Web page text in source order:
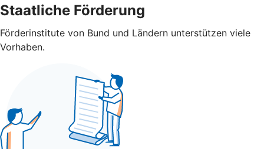
Staatliche Förderung
Förderinstitute von Bund und Ländern unterstützen viele
Vorhaben.